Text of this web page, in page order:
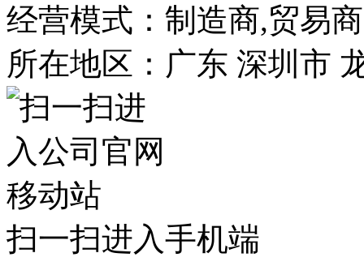
经营模式：制造商,贸易商
所在地区：广东 深圳市
扫一扫进入手机端